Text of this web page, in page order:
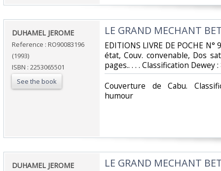
‎DUHAMEL JEROME‎
Reference : RO90083196
(1993)
ISBN : 2253065501
See the book
‎LE GRAND MECHANT
‎EDITIONS LIVRE DE POCHE
état, Couv. convenable, Dos
pages.. . . . Classification Dewey
‎Couverture de Cabu.
humour‎
‎DUHAMEL JEROME‎ ‎LE GRAND MECHANT